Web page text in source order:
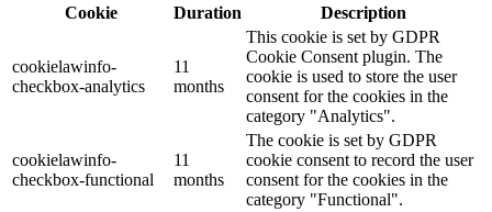
Cookie
Duration Description
cookielawinfo-
checkbox-analytics
11
months
This cookie is set by GDPR
Cookie Consent plugin. The
cookie is used to store the user
consent for the cookies in the
category "Analytics".
cookielawinfo-
checkbox-functional
11
months
The cookie is set by GDPR
cookie consent to record the user
consent for the cookies in the
category "Functional".